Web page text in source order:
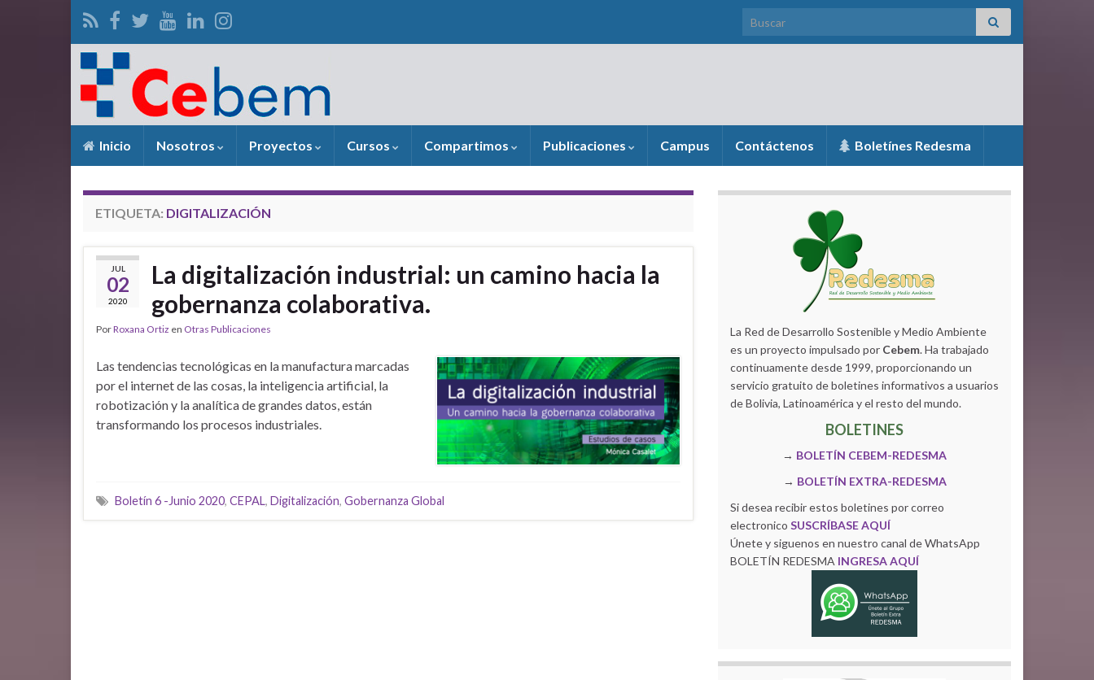
Search for:
Inicio Nosotros Proyectos Cursos Compartimos Publicaciones Campus Contáctenos Boletínes Redesma
ETIQUETA: DIGITALIZACIÓN
JUL
02
2020
La digitalización industrial: un camino hacia la
gobernanza colaborativa.
PorRoxana Ortiz en Otras Publicaciones
Las tendencias tecnológicas en la manufactura marcadas
por el internet de las cosas, la inteligencia artificial, la
robotización y la analítica de grandes datos, están
transformando los procesos industriales.
Boletín 6 -Junio 2020, CEPAL, Digitalización, Gobernanza Global
La Red de Desarrollo Sostenible y Medio Ambiente
es un proyecto impulsado por Cebem. Ha trabajado
continuamente desde 1999, proporcionando un
servicio gratuito de boletines informativos a usuarios
de Bolivia, Latinoamérica y el resto del mundo.
BOLETINES
→ BOLETÍN CEBEM-REDESMA
→ BOLETÍN EXTRA-REDESMA
Si desea recibir estos boletines por correo
electronico SUSCRÍBASE AQUÍ
Únete y siguenos en nuestro canal de WhatsApp
BOLETÍN REDESMA INGRESA AQUÍ